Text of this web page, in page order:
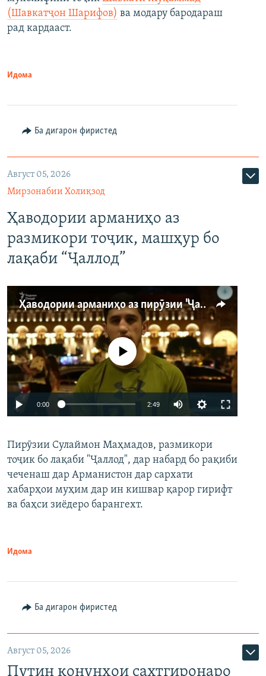
(Шавкатҷон Шарифов) ва модару бародараш
рад кардааст.
Идома
Ба дигарон фиристед
Август 05, 2026
Мирзонабии Холиқзод
Ҳаводории арманиҳо аз
размикори тоҷик, машҳур бо
лақаби “Ҷаллод”
Ҳаводории арманиҳо аз пирӯзии "Ҷаллод"-и тоҷик
Auto 240p 360p 480p
720p 1080p
Феълан кор намекунад
0:00 2:49
360p
480p
Пирӯзии Сулаймон Маҳмадов, размикори
тоҷик бо лақаби "Ҷаллод", дар набард бо рақиби
чеченаш дар Арманистон дар сархати
хабарҳои муҳим дар ин кишвар қарор гирифт
ва баҳси зиёдеро барангехт.
Идома
Ба дигарон фиристед
Август 05, 2026
Путин қонунҳои сахтгиронаро